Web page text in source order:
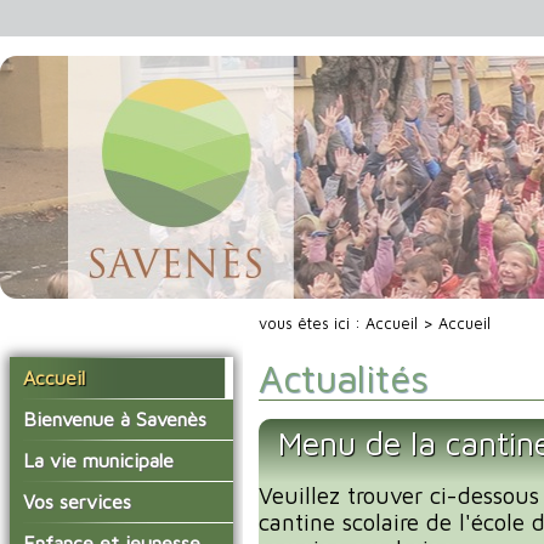
Accueil
Bienvenue à Savenès
Situer Savenès
Savenès en chiffre
L'histoire du village
La vie municipale
Vos élus
Les compte-rendus du
Vos services
La mairie
vous êtes ici : Accueil > Accueil
Actualités
Menu de la
Veuillez trouver ci-
cantine scolaire de l'école